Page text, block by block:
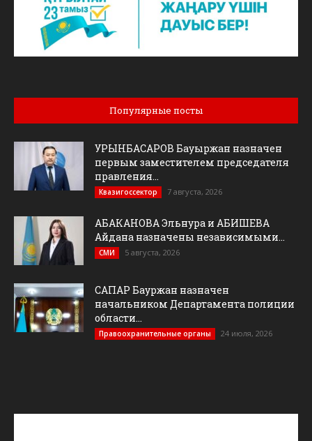
Популярные посты
УРЫНБАСАРОВ Бауыржан назначен
первым заместителем председателя
правления...
Квазигоссектор 7 августа, 2026
АБАКАНОВА Эльнура и АБИШЕВА
Айдана назначены независимыми...
СМИ 5 августа, 2026
САПАР Бауржан назначен
начальником Департамента полиции
области...
Правоохранительные органы 24 июля, 2026